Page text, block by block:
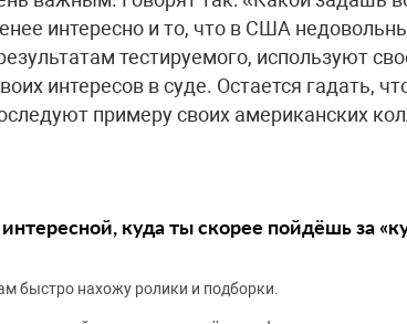
интересно и то, что в США
тестируемого, используют
интересов в суде. Остается гадать,
примеру своих американских
куда ты скорее пойдёшь за
быстро нахожу ролики и подборки.